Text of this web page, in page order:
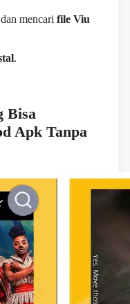
dan mencari file Viu
.
Bisa
Apk Tanpa